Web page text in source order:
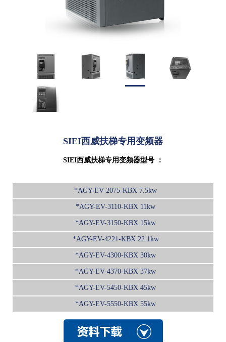
SIEI西威扶梯专用变频器
SIEI西威扶梯专用变频器型号 ：
*AGY-EV-2075-KBX 7.5kw
*AGY-EV-3110-KBX 11kw
*AGY-EV-3150-KBX 15kw
*AGY-EV-4221-KBX 22.1kw
*AGY-EV-4300-KBX 30kw
*AGY-EV-4370-KBX 37kw
*AGY-EV-5450-KBX 45kw
*AGY-EV-5550-KBX 55kw